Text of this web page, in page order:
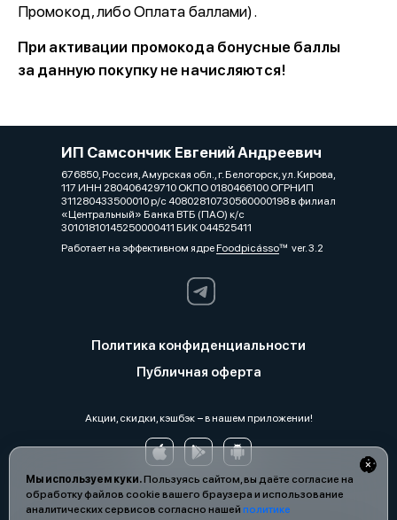
Мы используем куки.Пользуясь сайтом, вы даёте согласие на
обработку файлов cookie вашего браузера и использование
аналитических сервисов согласно нашей политике
Промокод, либо Оплата баллами).
При активации промокода бонусные баллы
за данную покупку не начисляются!
ИП Самсончик Евгений Андреевич
676850, Россия, Амурская обл., г. Белогорск, ул. Кирова,
117 ИНН 280406429710 ОКПО 0180466100 ОГРНИП
311280433500010 р/с 40802810730560000198 в филиал
«Центральный» Банка ВТБ (ПАО) к/с
30101810145250000411 БИК 044525411
Работает на эффективном ядреFoodpicássover. 3.2
Политика конфиденциальности
Публичная оферта
Акции, скидки, кэшбэк − в нашем приложении!